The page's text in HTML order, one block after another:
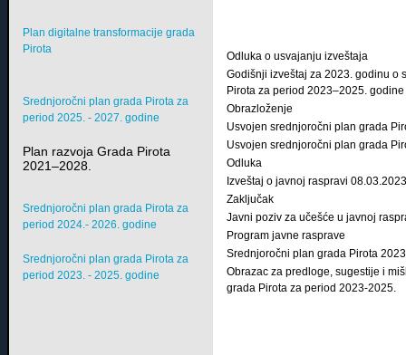
Odluka o usvajanju izveštaja
Godišnji izveštaj za 2023. godinu o
Pirota za period 2023–2025. godine
Obrazloženje
Usvojen srednjoročni plan grada
Usvojen srednjoročni plan grada
Odluka
Izveštaj o javnoj raspravi
Zaključak
Javni poziv za učešće u javnoj
Program javne rasprave
Srednjoročni plan grada Pirota
Obrazac za predloge, sugestije i
grada Pirota za period 2023-2025.
Plan digitalne transformacije grada
Pirota
Srednjoročni plan grada Pirota za
period 2025. - 2027. godine
Plan razvoja Grada Pirota
2021–2028.
Srednjoročni plan grada Pirota za
period 2024.- 2026. godine
Srednjoročni plan grada Pirota za
period 2023. - 2025. godine